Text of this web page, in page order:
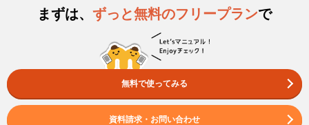
まずは、 ずっと無料のフリープランで
無料で使ってみる
資料請求・お問い合わせ